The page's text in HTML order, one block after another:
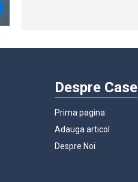
Despre Case
Prima pagina
Adauga articol
Despre Noi